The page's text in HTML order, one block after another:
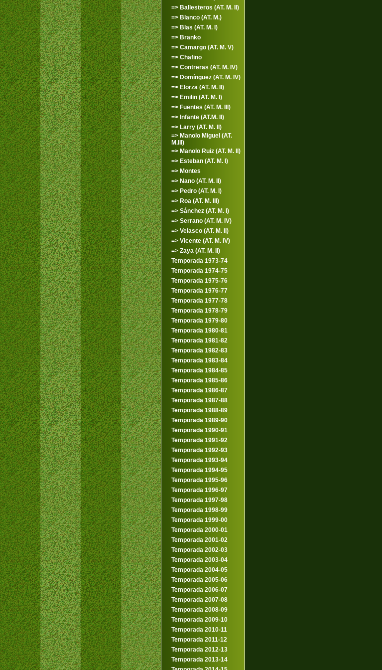
=> Ballesteros (AT. M. II)
=> Blanco (AT. M.)
=> Blas (AT. M. I)
=> Branko
=> Camargo (AT. M. V)
=> Chafino
=> Contreras (AT. M. IV)
=> Domínguez (AT. M. IV)
=> Elorza (AT. M. II)
=> Emilin (AT. M. I)
=> Fuentes (AT. M. III)
=> Infante (AT.M. II)
=> Larry (AT. M. II)
=> Manolo Miguel (AT.
M.III)
=> Manolo Ruiz (AT. M. II)
=> Esteban (AT. M. I)
=> Montes
=> Nano (AT. M. II)
=> Pedro (AT. M. I)
=> Roa (AT. M. III)
=> Sánchez (AT. M. I)
=> Serrano (AT. M. IV)
=> Velasco (AT. M. II)
=> Vicente (AT. M. IV)
=> Zaya (AT. M. II)
Temporada 1973-74
Temporada 1974-75
Temporada 1975-76
Temporada 1976-77
Temporada 1977-78
Temporada 1978-79
Temporada 1979-80
Temporada 1980-81
Temporada 1981-82
Temporada 1982-83
Temporada 1983-84
Temporada 1984-85
Temporada 1985-86
Temporada 1986-87
Temporada 1987-88
Temporada 1988-89
Temporada 1989-90
Temporada 1990-91
Temporada 1991-92
Temporada 1992-93
Temporada 1993-94
Temporada 1994-95
Temporada 1995-96
Temporada 1996-97
Temporada 1997-98
Temporada 1998-99
Temporada 1999-00
Temporada 2000-01
Temporada 2001-02
Temporada 2002-03
Temporada 2003-04
Temporada 2004-05
Temporada 2005-06
Temporada 2006-07
Temporada 2007-08
Temporada 2008-09
Temporada 2009-10
Temporada 2010-11
Temporada 2011-12
Temporada 2012-13
Temporada 2013-14